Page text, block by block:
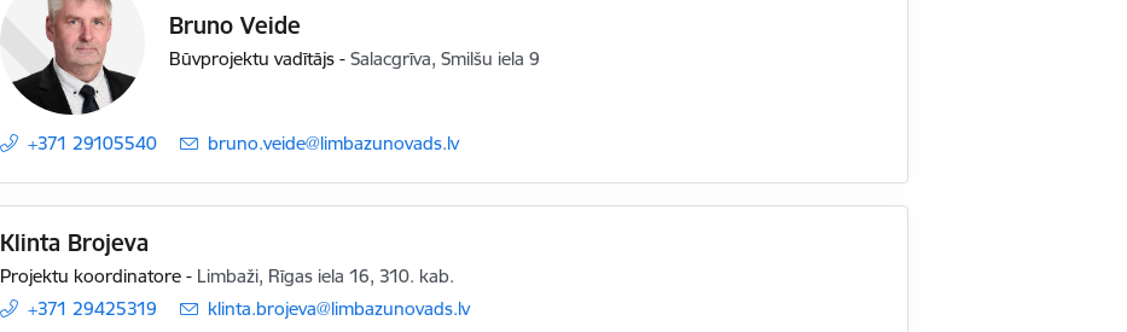
Bruno Veide
Būvprojektu vadītājs - Salacgrīva, Smilšu iela 9
+371 29105540 E-pasts:
bruno.veide@limbazunovads.lv
Klinta Brojeva
Projektu koordinatore - Limbaži, Rīgas iela 16, 310. kab.
+371 29425319
E-pasts:
klinta.brojeva@limbazunovads.lv